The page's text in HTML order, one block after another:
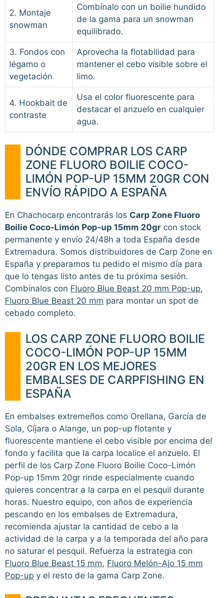
2. Montaje
snowman
Combínalo con un boilie hundido
de la gama para un snowman
equilibrado.
3. Fondos con
légamo o
vegetación
Aprovecha la flotabilidad para
mantener el cebo visible sobre el
limo.
4. Hookbait de
contraste
Usa el color fluorescente para
destacar el anzuelo en cualquier
agua.
DÓNDE COMPRAR LOS CARP
ZONE FLUORO BOILIE COCO-
LIMÓN POP-UP 15MM 20GR CON
ENVÍO RÁPIDO A ESPAÑA
En Chachocarp encontrarás los Carp Zone Fluoro
Boilie Coco-Limón Pop-up 15mm 20gr con stock
permanente y envío 24/48h a toda España desde
Extremadura. Somos distribuidores de Carp Zone en
España y preparamos tu pedido el mismo día para
que lo tengas listo antes de tu próxima sesión.
Combínalos con Fluoro Blue Beast 20 mm Pop-up,
Fluoro Blue Beast 20 mm para montar un spot de
cebado completo.
LOS CARP ZONE FLUORO BOILIE
COCO-LIMÓN POP-UP 15MM
20GR EN LOS MEJORES
EMBALSES DE CARPFISHING EN
ESPAÑA
En embalses extremeños como Orellana, García de
Sola, Cíjara o Alange, un pop-up flotante y
fluorescente mantiene el cebo visible por encima del
fondo y facilita que la carpa localice el anzuelo. El
perfil de los Carp Zone Fluoro Boilie Coco-Limón
Pop-up 15mm 20gr rinde especialmente cuando
quieres concentrar a la carpa en el pesquil durante
horas. Nuestro equipo, con años de experiencia
pescando en los embalses de Extremadura,
recomienda ajustar la cantidad de cebo a la
actividad de la carpa y a la temporada del año para
no saturar el pesquil. Refuerza la estrategia con
Fluoro Blue Beast 15 mm, Fluoro Melón-Ajo 15 mm
Pop-up y el resto de la gama Carp Zone.